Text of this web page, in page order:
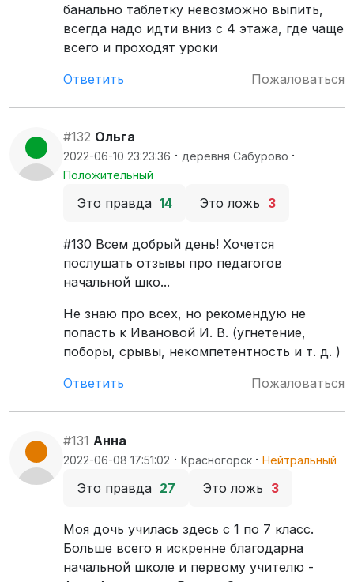
банально таблетку невозможно выпить,
всегда надо идти вниз с 4 этажа, где чаще
всего и проходят уроки
Ответить
Пожаловаться
#132 Ольга
2022-06-10 23:23:36 · деревня Сабурово ·
Положительный
Это правда 14 Это ложь 3
#130 Всем добрый день! Хочется
послушать отзывы про педагогов
начальной шко...
Не знаю про всех, но рекомендую не
попасть к Ивановой И. В. (угнетение,
поборы, срывы, некомпетентность и т. д. )
Ответить
Пожаловаться
#131 Анна
2022-06-08 17:51:02 · Красногорск · Нейтральный
Это правда 27 Это ложь 3
Моя дочь училась здесь с 1 по 7 класс.
Больше всего я искренне благодарна
начальной школе и первому учителю -